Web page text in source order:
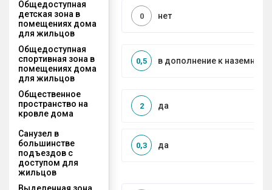
Общедоступная
детская зона в
помещениях дома
для жильцов
нет
0
Общедоступная
спортивная зона в
помещениях дома
для жильцов
в дополнение к наземной
0,5
Общественное
пространство на
кровле дома
да
2
Санузел в
большинстве
подъездов с
доступом для
жильцов
да
0,3
Выделенная зона